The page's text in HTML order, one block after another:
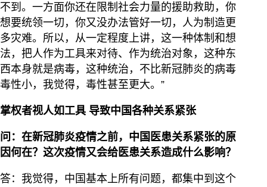
不到。一方面你还在限制社会力量的援助救助，你
想要统领一切，你又没办法管好一切，人为制造更
多灾难。所以，从一定程度上讲，这一种体制和想
法，把人作为工具来对待、作为统治对象，这种东
西本身就是病毒，这种统治，不比新冠肺炎的病毒
毒性小，我觉得，毒性甚至更大。”
掌权者视人如工具 导致中国各种关系紧张
问：在新冠肺炎疫情之前，中国医患关系紧张的原
因何在？这次疫情又会给医患关系造成什么影响？
答：我觉得，中国基本上所有问题，都集中到这个